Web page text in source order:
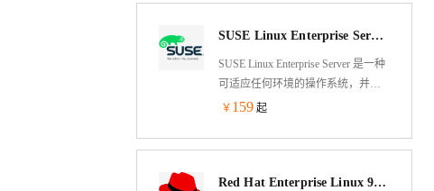
SUSE Linux Enterprise Server 15 SP4 64位
SUSE Linux Enterprise Server 是一种
可适应任何环境的操作系统，并且
专门针对性能、安全性和可靠性而
￥ 159 起
Red Hat Enterprise Linux 9.7 64位